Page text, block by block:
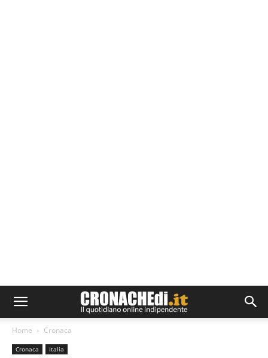
Home Cronaca
Cronaca Italia